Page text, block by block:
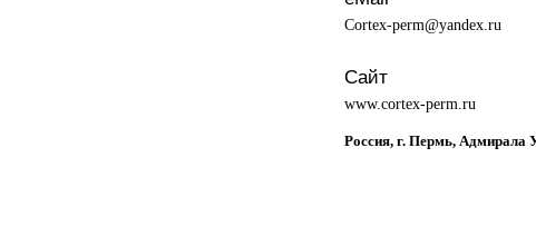
Cortex-perm@yandex.ru
Сайт
www.cortex-perm.ru
Россия, г. Пермь, Адмирала